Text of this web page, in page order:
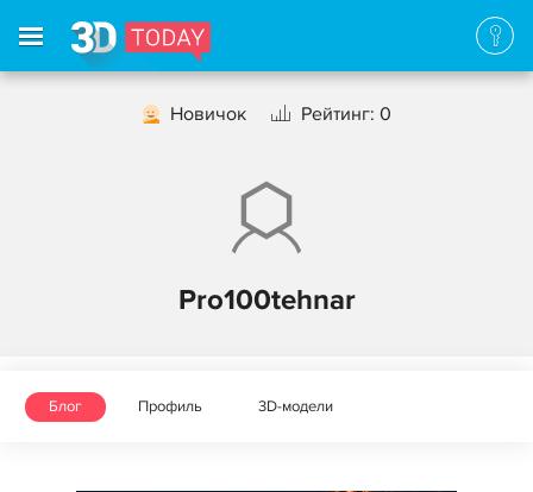
Новичок Рейтинг: 0
Pro100tehnar
Блог Профиль 3D-модели